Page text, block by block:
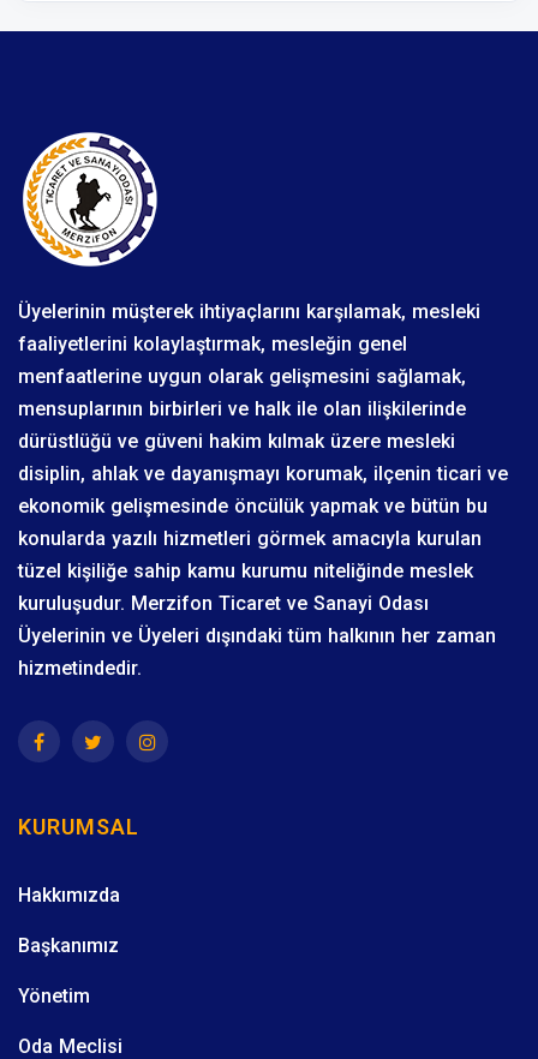
Üyelerinin müşterek ihtiyaçlarını karşılamak, mesleki
faaliyetlerini kolaylaştırmak, mesleğin genel
menfaatlerine uygun olarak gelişmesini sağlamak,
mensuplarının birbirleri ve halk ile olan ilişkilerinde
dürüstlüğü ve güveni hakim kılmak üzere mesleki
disiplin, ahlak ve dayanışmayı korumak, ilçenin ticari ve
ekonomik gelişmesinde öncülük yapmak ve bütün bu
konularda yazılı hizmetleri görmek amacıyla kurulan
tüzel kişiliğe sahip kamu kurumu niteliğinde meslek
kuruluşudur. Merzifon Ticaret ve Sanayi Odası
Üyelerinin ve Üyeleri dışındaki tüm halkının her zaman
hizmetindedir.
KURUMSAL
Hakkımızda
Başkanımız
Yönetim
Oda Meclisi